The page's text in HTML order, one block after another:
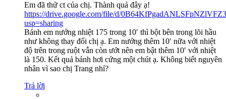
Em đã thử ct của chị. Thành quả đây ạ!
https://drive.google.com/file/d/
usp=sharing
Bánh em nướng nhiệt 175 trong 10′ thì bột bên trong lõi hầu
như không thay đổi chị ạ. Em nướng thêm 10′ nữa với nhiệt
độ trên trong ruột vẫn còn ướt nên em bật thêm 10′ với nhiệt
là 150. Kết quả bánh hơi cứng một chút ạ. Không biết nguyên
nhân vì sao chị Trang nhỉ?
Trả lời